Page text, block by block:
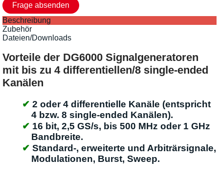
Beschreibung
Zubehör
Dateien/Downloads
Vorteile der DG6000 Signalgeneratoren
mit bis zu 4 differentiellen/8 single-ended
Kanälen
2 oder 4 differentielle Kanäle (entspricht
4 bzw. 8 single-ended Kanälen).
16 bit, 2,5 GS/s, bis 500 MHz oder 1 GHz
Bandbreite.
Standard-, erweiterte und Arbiträrsignale,
Modulationen, Burst, Sweep.